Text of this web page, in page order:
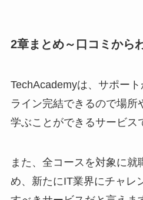
2章まとめ～口コミから
TechAcademyは、サポー
ライン完結できるので場所
学ぶことができるサービス
また、全コースを対象に就
め、新たにIT業界にチャレ